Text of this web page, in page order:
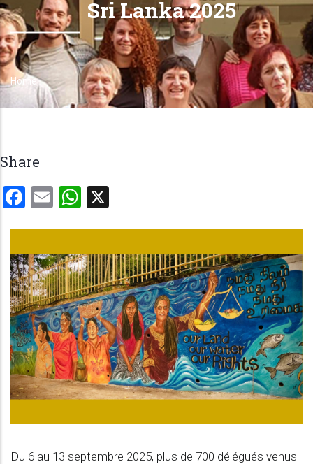
Sri Lanka 2025
Breadcrumb
Home
Share
Facebook
EmailWhatsApp
Du 6 au 13 septembre 2025, plus de 700 délégués venus